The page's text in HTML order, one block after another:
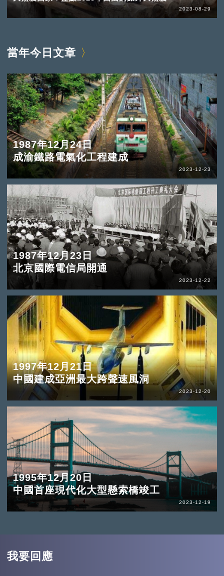
2023-08-29
當年今日文章
1987年12月24日
成渝鐵路電氣化工程建成
2023-12-23
1987年12月23日
北京國際電信局開通
2023-12-22
1997年12月21日
中國建成亞洲最大跨聲速風洞
2023-12-20
1995年12月20日
中國首座現代化大型懸索橋竣工
2023-12-19
我要回應